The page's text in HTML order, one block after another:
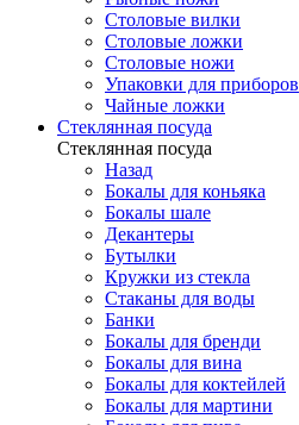
Столовые вилки
Столовые ложки
Столовые ножи
Упаковки для приборов
Чайные ложки
Стеклянная посуда
Стеклянная посуда
Назад
Бокалы для коньяка
Бокалы шале
Декантеры
Бутылки
Кружки из стекла
Стаканы для воды
Банки
Бокалы для бренди
Бокалы для вина
Бокалы для коктейлей
Бокалы для мартини